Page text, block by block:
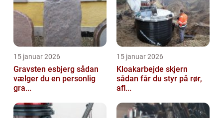
15 januar 2026
Gravsten esbjerg sådan
vælger du en personlig
gra...
15 januar 2026
Kloakarbejde skjern
sådan får du styr på rør,
afl...